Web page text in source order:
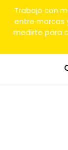
Trabajo con
entre marcas
medirte para